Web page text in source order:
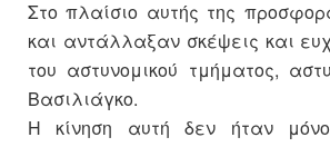
Στο πλαίσιο αυτής της
και αντάλλαξαν σκέψεις και
του αστυνομικού τμήματος,
Βασιλιάγκο.
Η κίνηση αυτή δεν ήταν